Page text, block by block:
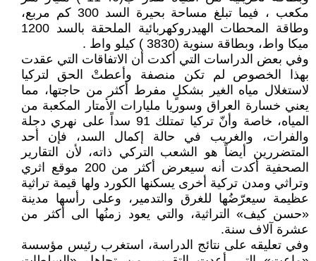
مكعب ، فيما تبلغ مساحة بحيرة السد 300 كم مربع،
وطاقة المحطات الهيدروكهربائية الملحقة بالسد 1200
ميكا واط، وبطاقة سنوية (3830 ) كيلو واط .
وفي بعض الدراسات التي أكدت أن الاتفاقات التي عقدت
بهذا الخصوص لم تكن منصفة وأعطتْ الحق لتركيا
لاستغلال مياه الغير بشكلٍ مفرط أكثر من حاجتها، مما
يعني خسارة العراق وسوريا مليارات الأمتار المكعبة من
المياه، خاصة وأنّ تركيا تمتلك 91 سداً على نهري دجلة
والفرات، والغريب في حالة إكمال السد، فإن أحد
المتضررين أيضاً هو الشعب التركي ذاته، لأن التقارير
الصحفية أكدت أنه سيعرض أكثر من 200 موقع اثري
وتراثي ومدن تركية أخرى يسكنها الكورد ولها قيمة تراثية
عظيمة سيعرّضُها للغرق والتدمير، وعلى رأسها مدينة
«حسن كيف» التراثية، والتي يعود زمنُها الى أكثر من
عشرة آلاف سنة.
وفي تعليقه على نتائج الدراسة، استغرب رئيس مؤسسة